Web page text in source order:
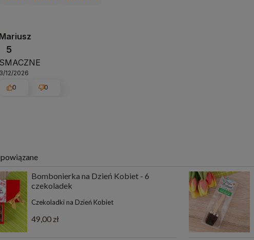
5
12/2026
0
0
Bombonierka na Dzień Kobiet - 6
czekoladek
Czekoladki na Dzień Kobiet
49,00 zł